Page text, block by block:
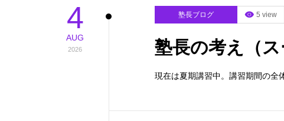
4
AUG
2026
塾長ブログ 5 view
塾長の考え（ス
現在は夏期講習中。講習期間の全